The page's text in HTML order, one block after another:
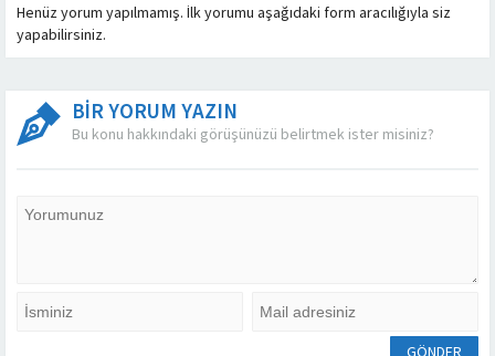
Henüz yorum yapılmamış. İlk yorumu aşağıdaki form aracılığıyla siz
yapabilirsiniz.
BİR YORUM YAZIN
Bu konu hakkındaki görüşünüzü belirtmek ister misiniz?